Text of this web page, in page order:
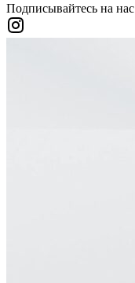
Подписывайтесь на нас